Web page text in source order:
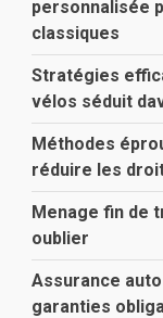
personnalisée
classiques
Stratégies
vélos séduit
Méthodes
réduire les
Menage fin de
oublier
Assurance
garanties